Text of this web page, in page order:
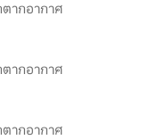
ากอากาศ
ากอากาศ
ากอากาศ